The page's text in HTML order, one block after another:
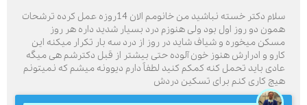
سلام دکتر خسته نباشید من خانومم الان 14روزه عمل کرده ترشحات
همون دو روز اول بود ولی هنوزم درد بسیار شدید داره هر روز
مسکن میخوره و شیاف شاید در روز از درد سه بار تکرار میکنه این
کارو و ادرارش هنوز خون آلوده حتی بیشتر از قبل دکترشم هی میگه
عادی باید تحمل کنه کمکم کنید لطفاً دارم دیوونه میشم که نمیتونم
هیچ کاری کنم برای تسکین دردش